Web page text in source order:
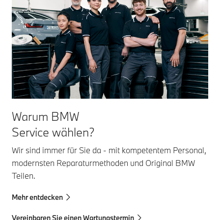
Warum BMW
Service wählen?
Wir sind immer für Sie da - mit kompetentem Personal,
modernsten Reparaturmethoden und Original BMW
Teilen.
Mehr entdecken
Vereinbaren Sie einen Wartungstermin